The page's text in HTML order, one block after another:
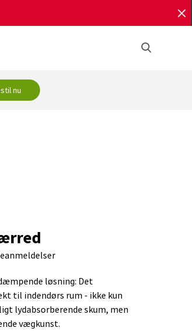
nu
løsning: Det
til indendørs rum - ikke kun
lydabsorberende skum, men
vægkunst.